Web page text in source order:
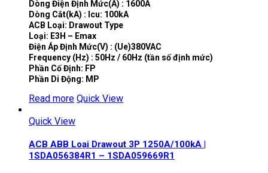
Dòng Điện Định Mức(A) : 1600A
Dòng Cắt(kA) : Icu: 100kA
ACB Loại: Drawout Type
Loại: E3H – Emax
Điện Áp Định Mức(V) : (Ue)380VAC
Frequency (Hz) : 50Hz / 60Hz (tần số định mức)
Phần Cố Định: FP
Phần Di Động: MP
Read more Quick View
Quick View
ACB ABB Loại Drawout 3P 1250A/100kA |
1SDA056384R1 – 1SDA059669R1